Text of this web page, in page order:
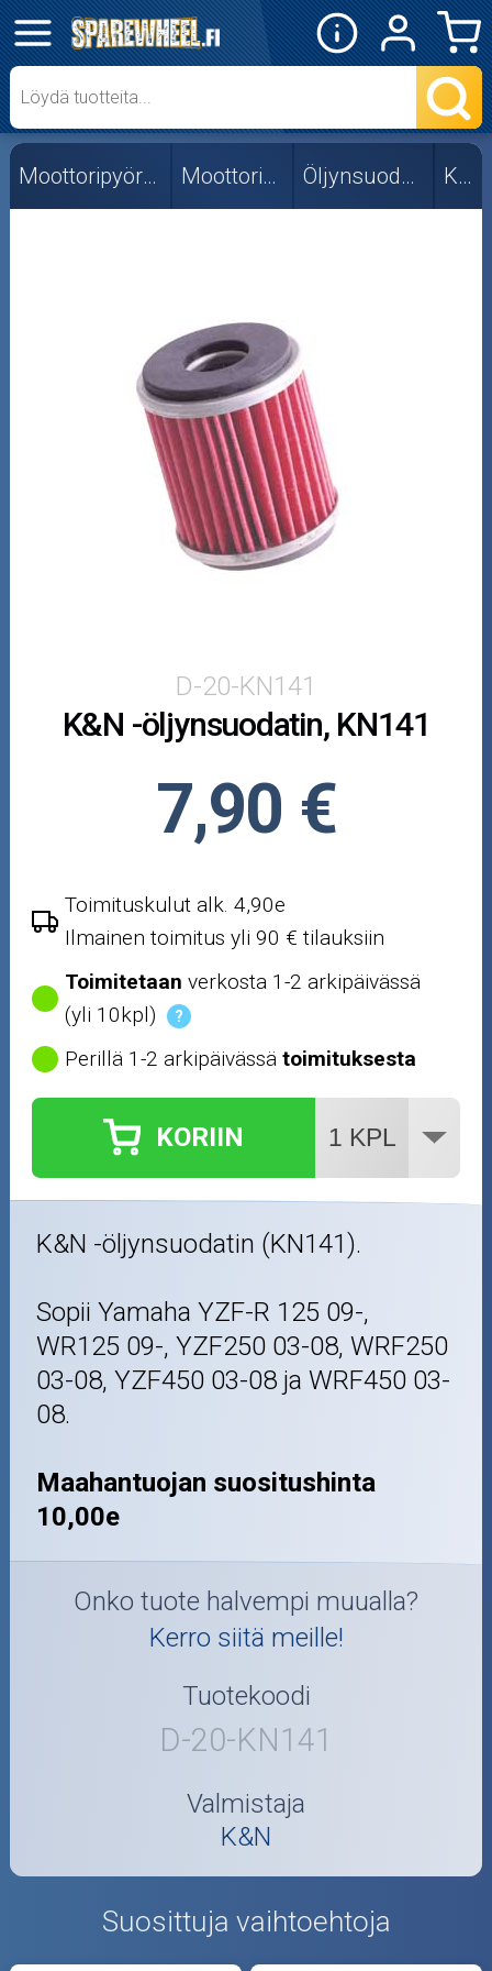
✕
Mopon osat
Skootterin osat
Crossipyörän osat
Moottorikelkan osat
Mopoauton osat
Mönkijän osat
Puutarha ja metsä
Öljyt ja kemikaalit
Outlet-tuotteet
Moottoripyörän osat Moottorin osat Öljynsuodattimet K&N
D-20-KN141
K&N -öljynsuodatin, KN141
7,90 €
Toimituskulut alk. 4,90e
Ilmainen toimitus yli 90 € tilauksiin
Toimitetaan verkosta 1-2 arkipäivässä
(yli 10kpl)
?
Perillä 1-2 arkipäivässätoimituksesta
KORIIN
K&N -öljynsuodatin (KN141).
Sopii Yamaha YZF-R 125 09-,
WR125 09-, YZF250 03-08, WRF250
03-08, YZF450 03-08 ja WRF450 03-
08.
Maahantuojan suositushinta
10,00e
Onko tuote halvempi muualla?
Kerro siitä meille!
Tuotekoodi
D-20-KN141
Valmistaja
K&N
Suosittuja vaihtoehtoja